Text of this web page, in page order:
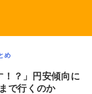
め
！？」円安傾向に
で行くのか